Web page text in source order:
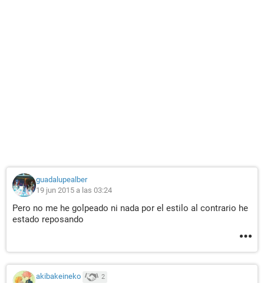
guadalupealber
19 jun 2015 a las 03:24
Pero no me he golpeado ni nada por el estilo al contrario he
estado reposando
akibakeineko 2